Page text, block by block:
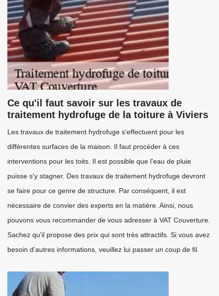
Ce qu'il faut savoir sur les travaux de
traitement hydrofuge de la toiture à Viviers
Les travaux de traitement hydrofuge s'effectuent pour les
différentes surfaces de la maison. Il faut procéder à ces
interventions pour les toits. Il est possible que l'eau de pluie
puisse s'y stagner. Des travaux de traitement hydrofuge devront
se faire pour ce genre de structure. Par conséquent, il est
nécessaire de convier des experts en la matière. Ainsi, nous
pouvons vous recommander de vous adresser à VAT Couverture.
Sachez qu'il propose des prix qui sont très attractifs. Si vous avez
besoin d'autres informations, veuillez lui passer un coup de fil.